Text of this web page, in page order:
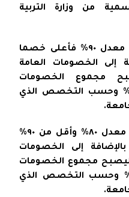
من وزارة التربية
• يمنح الطالب الحاصل على معدل ٩٠% فأعلى خصما
بالإضافة إلى الخصومات العامة
مجموع الخصومات
يتراوح بين ٣٠ و٧٠ % وحسب التخصص الذي
• يمنح الطالب الحاصل على معدل ٨٠% وأقل من ٩٠%
إضافيا بنسبة ١٠% بالإضافة إلى الخصومات
ليصبح مجموع الخصومات
يتراوح بين ٢٠ و٦٠ % وحسب التخصص الذي